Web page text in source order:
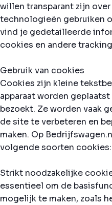
willen transparant zijn
technologieën gebruiken
vind je gedetailleerde
cookies en andere
Gebruik van cookies
Cookies zijn kleine
apparaat worden
bezoekt. Ze worden vaak
de site te verbeteren en
maken. Op
volgende soorten cookies:
Strikt noodzakelijke
essentieel om de
mogelijk te maken, zoals